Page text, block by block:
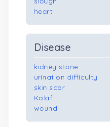
heart
Disease
kidney stone
urination difficulty
skin scar
Kalaf
wound